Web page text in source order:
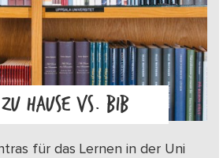
HAUSE VS. BIB
für das Lernen in der Uni